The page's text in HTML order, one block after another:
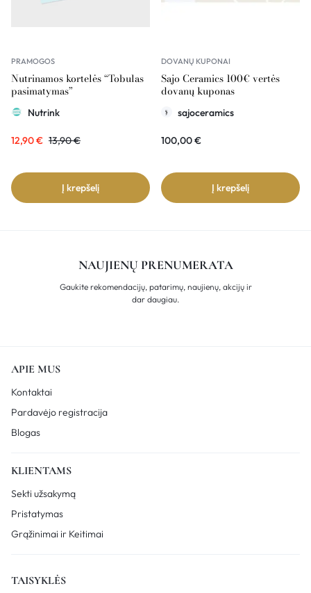
PRAMOGOS
Nutrinamos kortelės “Tobulas
pasimatymas”
Nutrink
12,90€ 13,90€
Į krepšelį
DOVANŲ KUPONAI
Sajo Ceramics 100€ vertės
dovanų kuponas
sajoceramics
100,00€
Į krepšelį
NAUJIENŲ PRENUMERATA
Gaukite rekomendacijų, patarimų, naujienų, akcijų ir
dar daugiau.
APIE MUS
Kontaktai
Pardavėjo registracija
Blogas
KLIENTAMS
Sekti užsakymą
Pristatymas
Grąžinimai ir Keitimai
TAISYKLĖS